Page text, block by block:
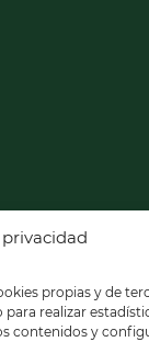
propias y de
realizar
contenidos y